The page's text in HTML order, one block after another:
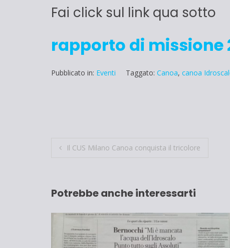
Fai click sul link qua sotto
rapporto di missione
Pubblicato in: Eventi Taggato: Canoa, canoa
Navigazione
Il CUS Milano Canoa conquista il tricolore
Potrebbe anche interessarti